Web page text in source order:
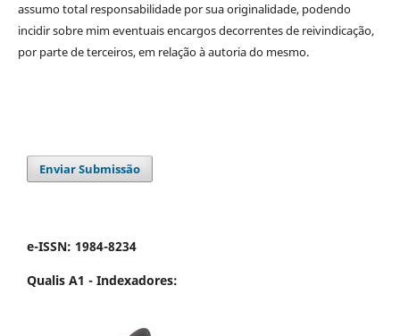
assumo total responsabilidade por sua originalidade, podendo
incidir sobre mim eventuais encargos decorrentes de reivindicação,
por parte de terceiros, em relação à autoria do mesmo.
Enviar Submissão
e-ISSN: 1984-8234
Qualis A1 - Indexadores: